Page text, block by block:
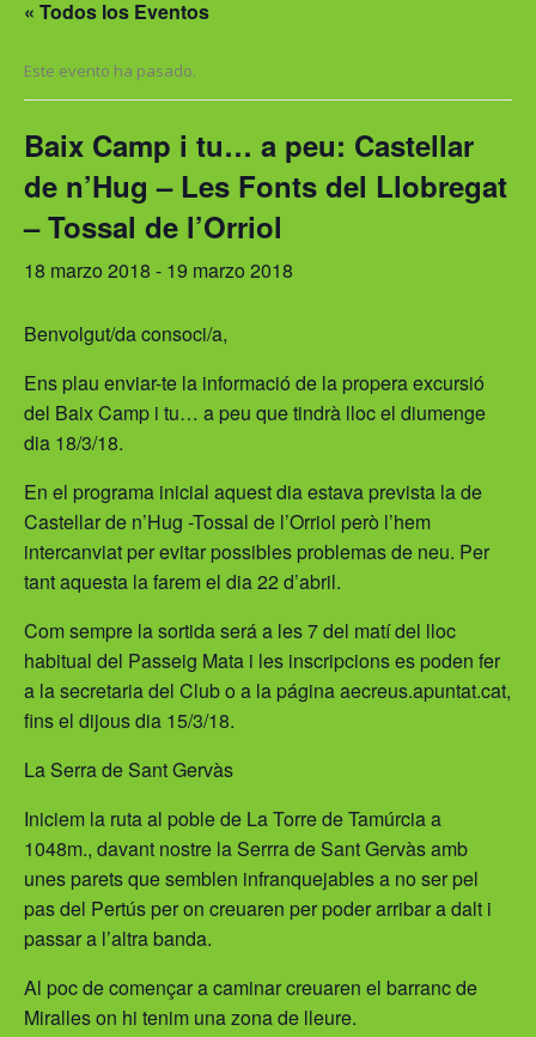
ú
o
u
a
d
r
a
b
u
r
u
e
s
a
« Todos los Eventos
Este evento ha pasado.
Baix Camp i tu… a peu: Castellar
de n’Hug – Les Fonts del Llobregat
– Tossal de l’Orriol
18 marzo 2018 - 19 marzo 2018
Benvolgut/da consoci/a,
Ens plau enviar-te la informació de la propera excursió
del Baix Camp i tu… a peu que tindrà lloc el diumenge
dia 18/3/18.
En el programa inicial aquest dia estava prevista la de
Castellar de n’Hug -Tossal de l’Orriol però l’hem
intercanviat per evitar possibles problemas de neu. Per
tant aquesta la farem el dia 22 d’abril.
Com sempre la sortida será a les 7 del matí del lloc
habitual del Passeig Mata i les inscripcions es poden fer
a la secretaria del Club o a la página aecreus.apuntat.cat,
fins el dijous dia 15/3/18.
La Serra de Sant Gervàs
Iniciem la ruta al poble de La Torre de Tamúrcia a
1048m., davant nostre la Serrra de Sant Gervàs amb
unes parets que semblen infranquejables a no ser pel
pas del Pertús per on creuaren per poder arribar a dalt i
passar a l’altra banda.
Al poc de començar a caminar creuaren el barranc de
Miralles on hi tenim una zona de lleure.